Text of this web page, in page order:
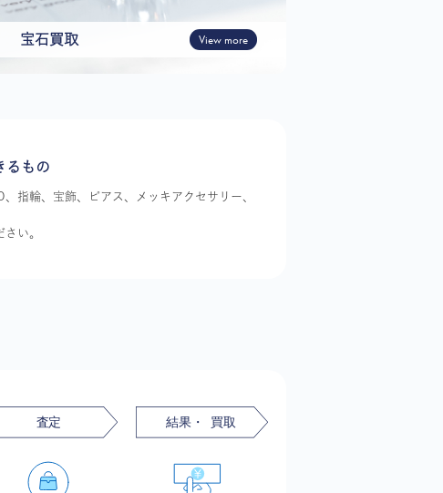
宝石買取 View more
るもの
指輪、宝飾、ピアス、メッキアクセサリー、
い。